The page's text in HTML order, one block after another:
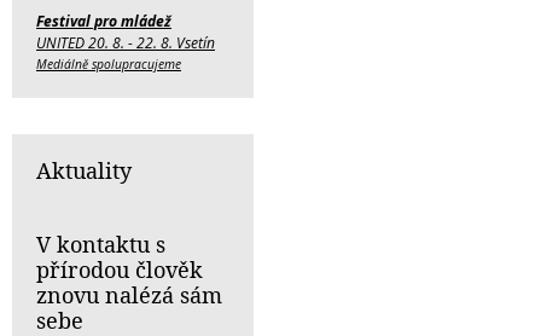
Festival pro mládež
UNITED 20. 8. - 22. 8. Vsetín
Mediálně spolupracujeme
Aktuality
V kontaktu s
přírodou člověk
znovu nalézá sám
sebe